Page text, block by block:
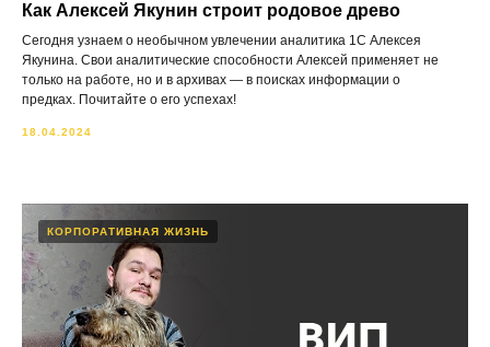
Как Алексей Якунин строит родовое древо
Сегодня узнаем о необычном увлечении аналитика 1С Алексея
Якунина. Свои аналитические способности Алексей применяет не
только на работе, но и в архивах — в поисках информации о
предках. Почитайте о его успехах!
18.04.2024
КОРПОРАТИВНАЯ ЖИЗНЬ